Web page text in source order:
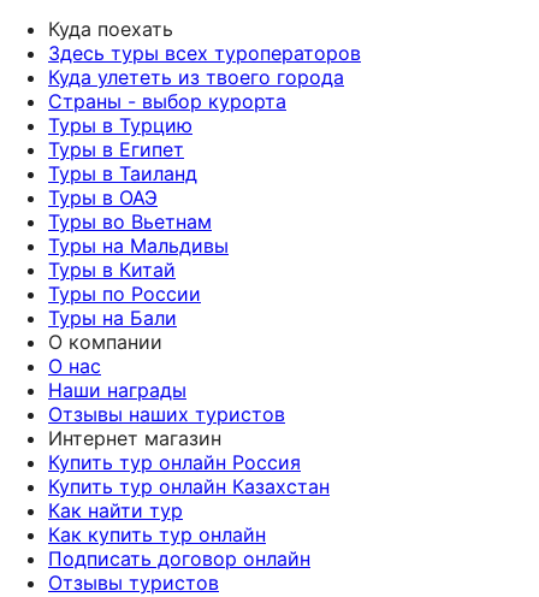
Куда поехать
Здесь туры всех туроператоров
Куда улететь из твоего города
Страны - выбор курорта
Туры в Турцию
Туры в Египет
Туры в Таиланд
Туры в ОАЭ
Туры во Вьетнам
Туры на Мальдивы
Туры в Китай
Туры по России
Туры на Бали
О компании
О нас
Наши награды
Отзывы наших туристов
Интернет магазин
Купить тур онлайн Россия
Купить тур онлайн Казахстан
Как найти тур
Как купить тур онлайн
Подписать договор онлайн
Отзывы туристов